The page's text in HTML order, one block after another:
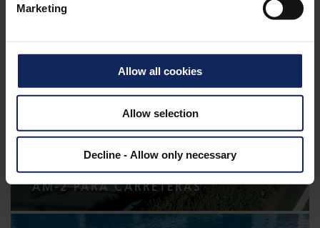
Marketing
Allow all cookies
Allow selection
Decline - Allow only necessary
AM-2 PARA CARRETERAS